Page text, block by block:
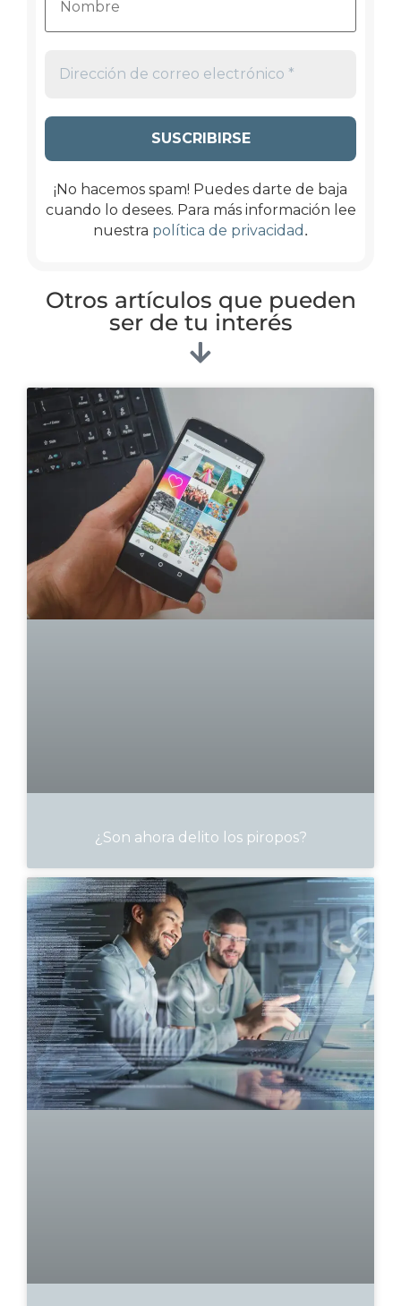
¡No hacemos spam! Puedes darte de baja
cuando lo desees. Para más información lee
nuestra política de privacidad .
Otros artículos que pueden
ser de tu interés
¿Son ahora delito los piropos?